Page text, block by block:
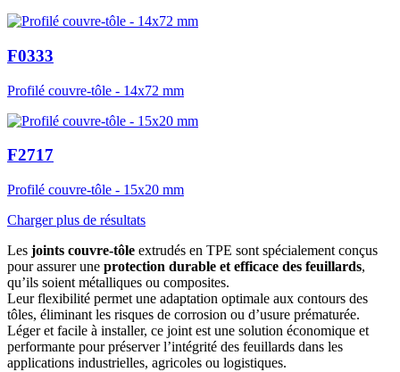
F0333
Profilé couvre-tôle - 14x72 mm
F2717
Profilé couvre-tôle - 15x20 mm
Charger plus de résultats
Les joints couvre-tôle extrudés en TPE sont spécialement conçus
pour assurer une protection durable et efficace des feuillards,
qu’ils soient métalliques ou composites.
Leur flexibilité permet une adaptation optimale aux contours des
tôles, éliminant les risques de corrosion ou d’usure prématurée.
Léger et facile à installer, ce joint est une solution économique et
performante pour préserver l’intégrité des feuillards dans les
applications industrielles, agricoles ou logistiques.